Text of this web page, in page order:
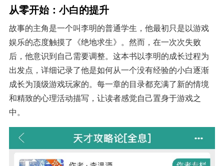
从零开始：小白的提升
故事的主角是一个叫李明的普通学生，他最初只是以游戏
娱乐的态度触摸了《绝地求生》。然而，在一次次失败
后，他意识到自己需要调整。这本书以李明的成长过程为
出发点，详细记录了他是如何从一个没有经验的小白逐渐
成长为顶级游戏玩家的。每一章的目录都充满了新的情境
和精致的心理活动描写，让读者感觉自己置身于游戏之
中。